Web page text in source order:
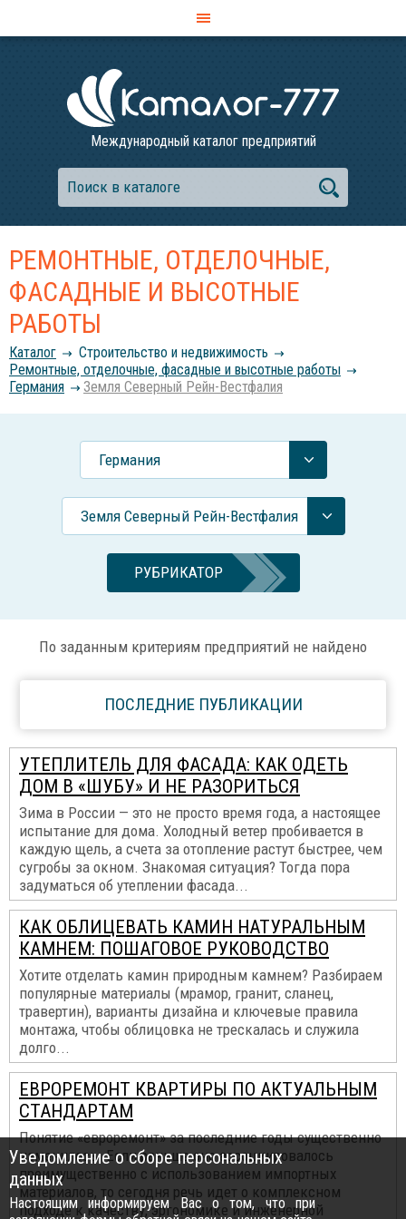
Международный каталог предприятий
РЕМОНТНЫЕ, ОТДЕЛОЧНЫЕ,
ФАСАДНЫЕ И ВЫСОТНЫЕ
РАБОТЫ
Каталог
Строительство и недвижимость
Ремонтные, отделочные, фасадные и высотные работы
Германия
Земля Северный Рейн-Вестфалия
Германия
Земля Северный Рейн-Вестфалия
РУБРИКАТОР
По заданным критериям предприятий не найдено
ПОСЛЕДНИЕ ПУБЛИКАЦИИ
УТЕПЛИТЕЛЬ ДЛЯ ФАСАДА: КАК ОДЕТЬ
ДОМ В «ШУБУ» И НЕ РАЗОРИТЬСЯ
Зима в России — это не просто время года, а настоящее
испытание для дома. Холодный ветер пробивается в
каждую щель, а счета за отопление растут быстрее, чем
сугробы за окном. Знакомая ситуация? Тогда пора
задуматься об утеплении фасада...
КАК ОБЛИЦЕВАТЬ КАМИН НАТУРАЛЬНЫМ
КАМНЕМ: ПОШАГОВОЕ РУКОВОДСТВО
Хотите отделать камин природным камнем? Разбираем
популярные материалы (мрамор, гранит, сланец,
травертин), варианты дизайна и ключевые правила
монтажа, чтобы облицовка не трескалась и служила
долго...
ЕВРОРЕМОНТ КВАРТИРЫ ПО АКТУАЛЬНЫМ
СТАНДАРТАМ
Понятие «евроремонт» за последние годы существенно
изменилось. Если раньше оно ассоциировалось
преимущественно с использованием импортных
материалов, то сегодня речь идет о комплексном
подходе к качеству, эргономике и инженерной
Уведомление о сборе персональных
данных
Настоящим информируем Вас о том, что при